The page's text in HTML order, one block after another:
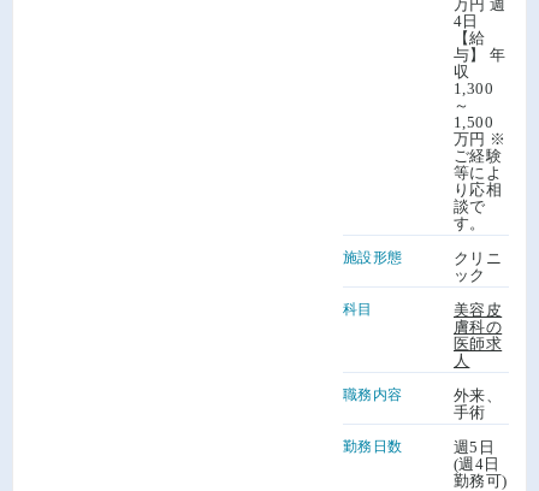
万円 週
4日
【給
与】 年
収
1,300
～
1,500
万円 ※
ご経験
等によ
り応相
談で
す。
施設形態
クリニ
ック
科目
美容皮
膚科の
医師求
人
職務内容
外来、
手術
勤務日数
週5日
(週4日
勤務可)